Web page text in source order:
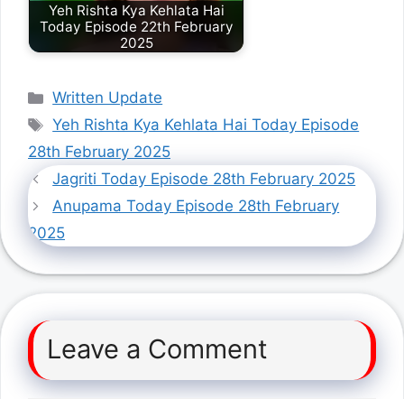
Yeh Rishta Kya Kehlata Hai
Today Episode 22th February
2025
Categories
Written Update
Tags
Yeh Rishta Kya Kehlata Hai Today Episode
28th February 2025
Jagriti Today Episode 28th February 2025
Anupama Today Episode 28th February
2025
Leave a Comment